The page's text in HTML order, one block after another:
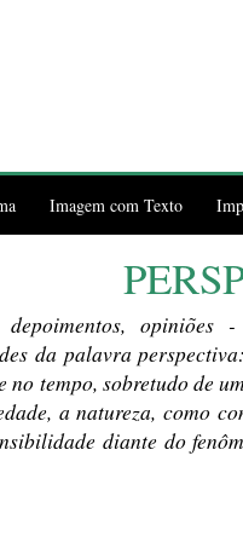
Imagem com Texto
opiniões -
da palavra
no tempo, sobretudo de
a natureza, como
diante do